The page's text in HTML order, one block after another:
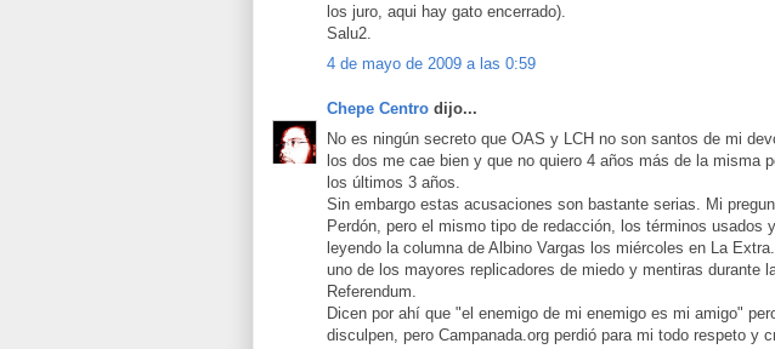
los juro, aqui hay gato encerrado).
Salu2.
4 de mayo de 2009 a las 0:59
Chepe Centro dijo...
No es ningún secreto que OAS y LCH no son santos de mi
los dos me cae bien y que no quiero 4 años más de la misma
los últimos 3 años.
Sin embargo estas acusaciones son bastante serias. Mi
Perdón, pero el mismo tipo de redacción, los términos usados
leyendo la columna de Albino Vargas los miércoles en La
uno de los mayores replicadores de miedo y mentiras durante
Referendum.
Dicen por ahí que "el enemigo de mi enemigo es mi amigo"
disculpen, pero Campanada.org perdió para mi todo respeto y